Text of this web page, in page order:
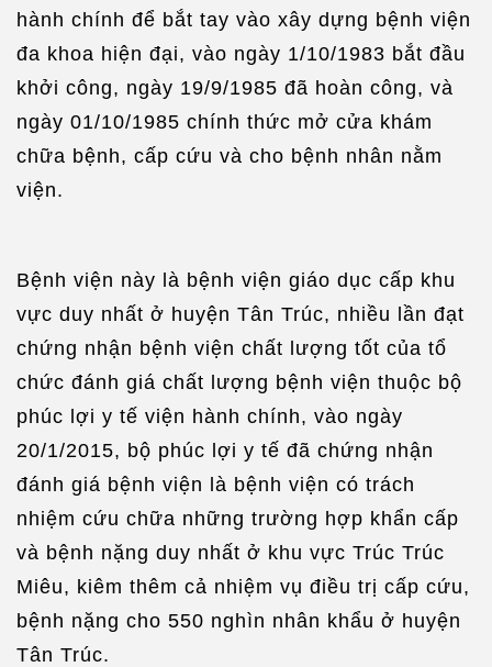
hành chính để bắt tay vào xây dựng bệnh viện
đa khoa hiện đại, vào ngày 1/10/1983 bắt đầu
khởi công, ngày 19/9/1985 đã hoàn công, và
ngày 01/10/1985 chính thức mở cửa khám
chữa bệnh, cấp cứu và cho bệnh nhân nằm
viện.
Bệnh viện này là bệnh viện giáo dục cấp khu
vực duy nhất ở huyện Tân Trúc, nhiều lần đạt
chứng nhận bệnh viện chất lượng tốt của tổ
chức đánh giá chất lượng bệnh viện thuộc bộ
phúc lợi y tế viện hành chính, vào ngày
20/1/2015, bộ phúc lợi y tế đã chứng nhận
đánh giá bệnh viện là bệnh viện có trách
nhiệm cứu chữa những trường hợp khẩn cấp
và bệnh nặng duy nhất ở khu vực Trúc Trúc
Miêu, kiêm thêm cả nhiệm vụ điều trị cấp cứu,
bệnh nặng cho 550 nghìn nhân khẩu ở huyện
Tân Trúc.